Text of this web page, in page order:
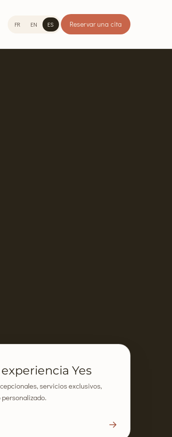
FR EN ES Reservar una cita
Yes
servicios exclusivos,
→